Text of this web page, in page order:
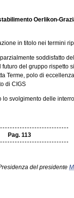
Oerlikon-
in titolo nei termini
soddisfatto
del gruppo rispetto
Terme, polo di
di CIGS
lo svolgimento delle
Pag. 113
del presidente